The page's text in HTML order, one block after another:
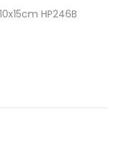
HP246B